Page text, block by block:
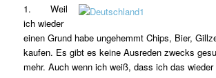
1. Weil
ich wieder
einen Grund habe ungehemmt Chips, Bier,
kaufen. Es gibt es keine Ausreden zwecks
mehr. Auch wenn ich weiß, dass ich das wieder